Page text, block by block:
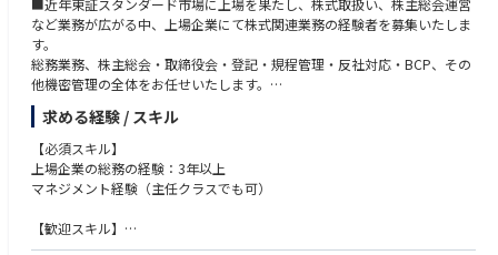
■近年東証スタンダード市場に上場を果たし、株式取扱い、株主総会運営
など業務が広がる中、上場企業にて株式関連業務の経験者を募集いたしま
す。
総務業務、株主総会・取締役会・登記・規程管理・反社対応・BCP、その
他機密管理の全体をお任せいたします。
■業務内容
＜基本業務＞
・総務課におけるマネジメント業務（課長候補～課長職）
・株主総会運営
求める経験 / スキル
【必須スキル】
上場企業の総務の経験：3年以上
マネジメント経験（主任クラスでも可）
【歓迎スキル】
・下記経験のある方